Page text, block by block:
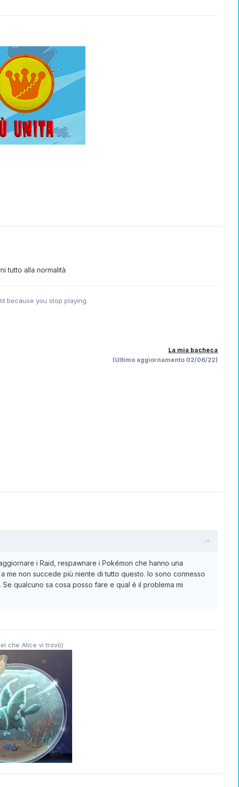
tutto alla normalità
because you stop playing.
La mia bacheca
(Ultimo aggiornamento 02/06/22)
i Raid, respawnare i Pokémon che hanno una
me non succede più niente di tutto questo. Io sono connesso
qualcuno sa cosa posso fare e qual è il problema mi
che Alice vi trovò)